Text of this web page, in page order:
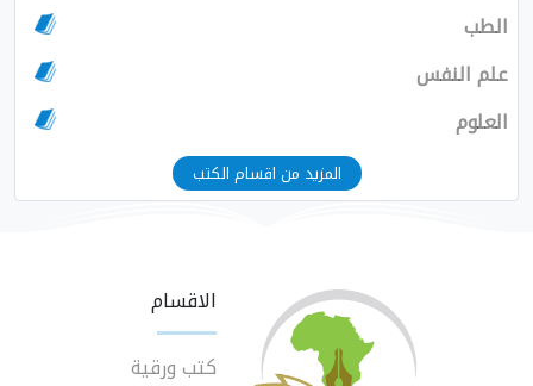
الطب
علم النفس
العلوم
المزيد من اقسام الكتب
الاقسام
كتب ورقية